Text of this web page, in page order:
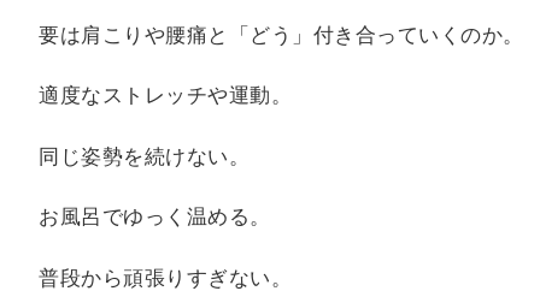
要は肩こりや腰痛と「どう」付き合っていくのか。
適度なストレッチや運動。
同じ姿勢を続けない。
お風呂でゆっく温める。
普段から頑張りすぎない。